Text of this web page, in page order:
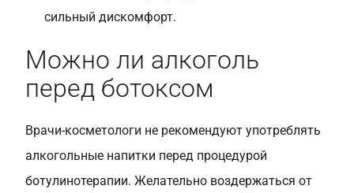
сильный дискомфорт.
Можно ли алкоголь
перед ботоксом
Врачи-косметологи не рекомендуют употреблять
алкогольные напитки перед процедурой
ботулинотерапии. Желательно воздержаться от